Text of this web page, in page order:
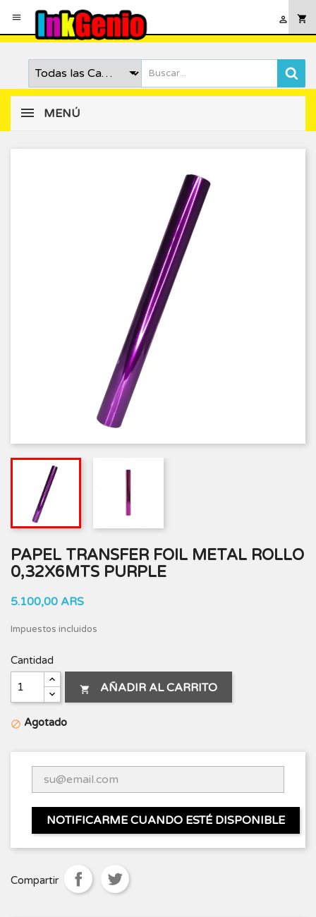
 shopping_cart

MENÚ
PAPEL TRANSFER FOIL METAL ROLLO
0,32X6MTS PURPLE
5.100,00 ARS
Impuestos incluidos
Cantidad
 AÑADIR AL CARRITO
 Agotado
NOTIFICARME CUANDO ESTÉ DISPONIBLE
Compartir